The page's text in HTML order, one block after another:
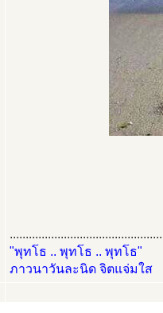
"พุทโธ .. พุทโธ .. พุทโธ"
ภาวนาวันละนิด จิตแจ่มใส